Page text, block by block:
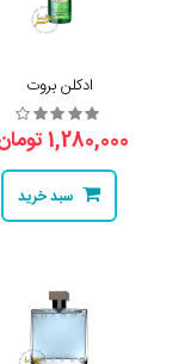
ادکلن بروت
1,280,000 تومان
سبد خرید